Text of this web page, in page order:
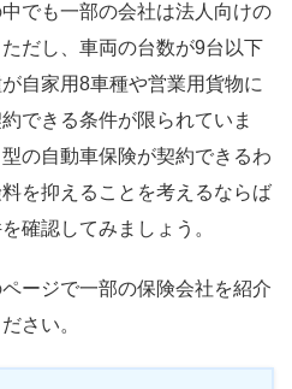
でも一部の会社は法人向けの
だし、車両の台数が9台以下
自家用8車種や営業用貨物に
できる条件が限られていま
の自動車保険が契約できるわ
を抑えることを考えるならば
確認してみましょう。
ージで一部の保険会社を紹介
さい。